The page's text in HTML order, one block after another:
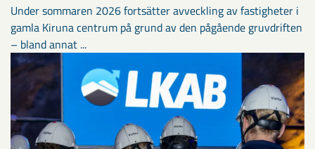
Under sommaren 2026 fortsätter avveckling av fastigheter i
gamla Kiruna centrum på grund av den pågående gruvdriften
– bland annat ...